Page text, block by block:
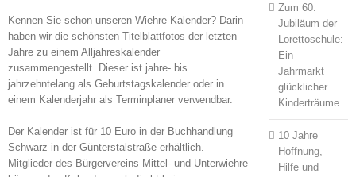
Kennen Sie schon unseren Wiehre-Kalender? Darin
haben wir die schönsten Titelblattfotos der letzten
Jahre zu einem Alljahreskalender
zusammengestellt. Dieser ist jahre- bis
jahrzehntelang als Geburtstagskalender oder in
einem Kalenderjahr als Terminplaner verwendbar.
Der Kalender ist für 10 Euro in der Buchhandlung
Schwarz in der Günterstalstraße erhältlich.
Mitglieder des Bürgervereins Mittel- und Unterwiehre
Zum 60.
Jubiläum der
Lorettoschule:
Ein
Jahrmarkt
glücklicher
Kinderträume
10 Jahre
Hoffnung,
Hilfe und